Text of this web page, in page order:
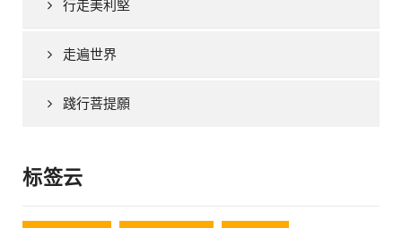
行走美利堅
走遍世界
踐行菩提願
标签云